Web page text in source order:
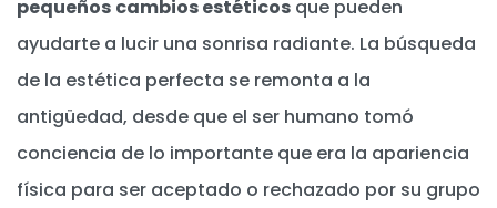
pequeños cambios estéticos que pueden
ayudarte a lucir una sonrisa radiante. La búsqueda
de la estética perfecta se remonta a la
antigüedad, desde que el ser humano tomó
conciencia de lo importante que era la apariencia
física para ser aceptado o rechazado por su grupo